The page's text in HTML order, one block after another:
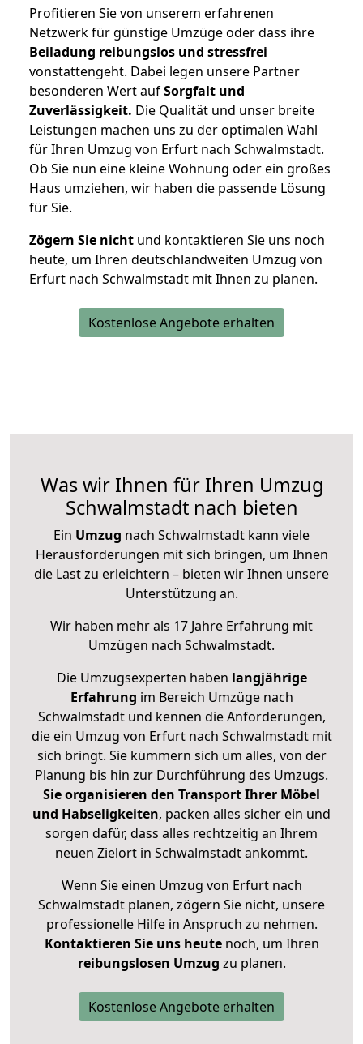
Profitieren Sie von unserem erfahrenen
Netzwerk für günstige Umzüge oder dass ihre
Beiladung reibungslos und stressfrei
vonstattengeht. Dabei legen unsere Partner
besonderen Wert aufSorgfalt und
Zuverlässigkeit. Die Qualität und unser breite
Leistungen machen uns zu der optimalen Wahl
für Ihren Umzug von Erfurt nach Schwalmstadt.
Ob Sie nun eine kleine Wohnung oder ein großes
Haus umziehen, wir haben die passende Lösung
für Sie.
Zögern Sie nicht und kontaktieren Sie uns noch
heute, um Ihren deutschlandweiten Umzug von
Erfurt nach Schwalmstadt mit Ihnen zu planen.
Kostenlose Angebote erhalten
Was wir Ihnen für Ihren Umzug
Schwalmstadt nach bieten
Ein Umzug nach Schwalmstadt kann viele
Herausforderungen mit sich bringen, um Ihnen
die Last zu erleichtern – bieten wir Ihnen unsere
Unterstützung an.
Wir haben mehr als 17 Jahre Erfahrung mit
Umzügen nach Schwalmstadt.
Die Umzugsexperten haben langjährige
Erfahrung im Bereich Umzüge nach
Schwalmstadt und kennen die Anforderungen,
die ein Umzug von Erfurt nach Schwalmstadt mit
sich bringt. Sie kümmern sich um alles, von der
Planung bis hin zur Durchführung des Umzugs.
Sie organisieren den Transport Ihrer Möbel
und Habseligkeiten, packen alles sicher ein und
sorgen dafür, dass alles rechtzeitig an Ihrem
neuen Zielort in Schwalmstadt ankommt.
Wenn Sie einen Umzug von Erfurt nach
Schwalmstadt planen, zögern Sie nicht, unsere
professionelle Hilfe in Anspruch zu nehmen.
Kontaktieren Sie uns heutenoch, um Ihren
reibungslosen Umzug zu planen.
Kostenlose Angebote erhalten